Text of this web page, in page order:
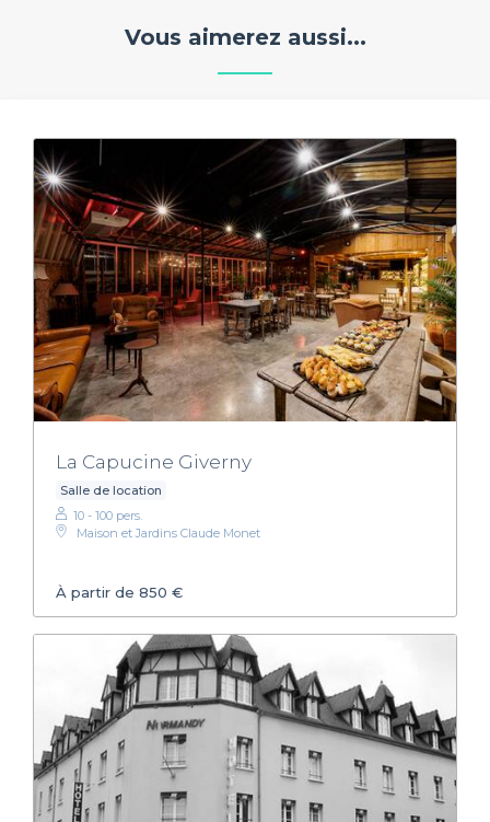
Vous aimerez aussi...
La Capucine Giverny
Salle de location
10 - 100 pers.
Maison et Jardins Claude Monet
À partir de 850 €